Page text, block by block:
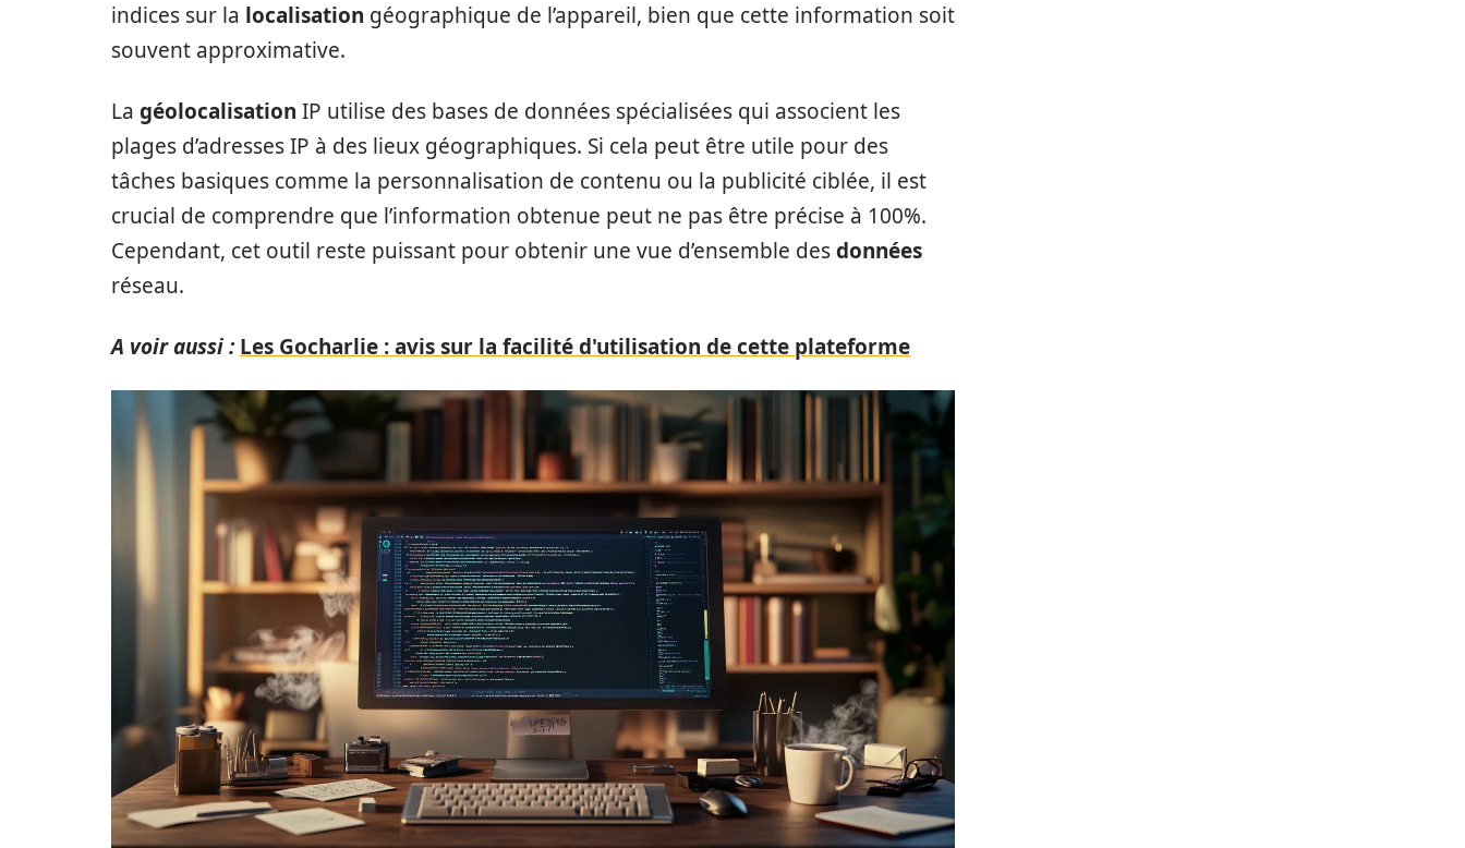
indices sur la localisation géographique de l’appareil, bien que cette information soit
souvent approximative.
La géolocalisation IP utilise des bases de données spécialisées qui associent les
plages d’adresses IP à des lieux géographiques. Si cela peut être utile pour des
tâches basiques comme la personnalisation de contenu ou la publicité ciblée, il est
crucial de comprendre que l’information obtenue peut ne pas être précise à 100%.
Cependant, cet outil reste puissant pour obtenir une vue d’ensemble desdonnées
réseau.
A voir aussi : Les Gocharlie : avis sur la facilité d'utilisation de cette plateforme